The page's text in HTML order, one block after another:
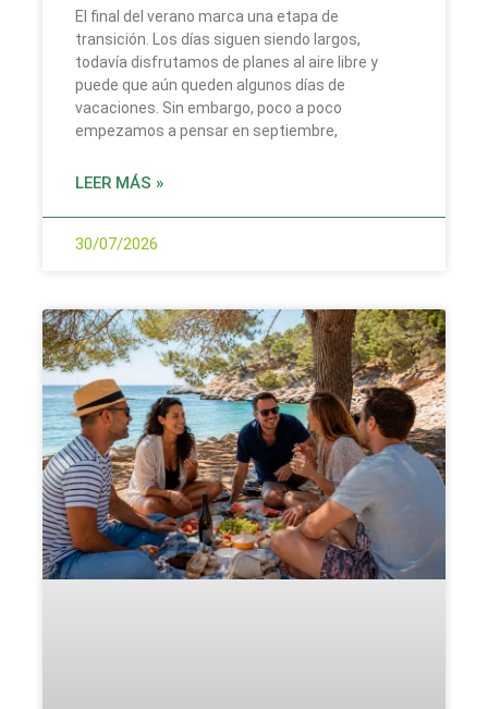
El final del verano marca una etapa de
transición. Los días siguen siendo largos,
todavía disfrutamos de planes al aire libre y
puede que aún queden algunos días de
vacaciones. Sin embargo, poco a poco
empezamos a pensar en septiembre,
LEER MÁS »
30/07/2026